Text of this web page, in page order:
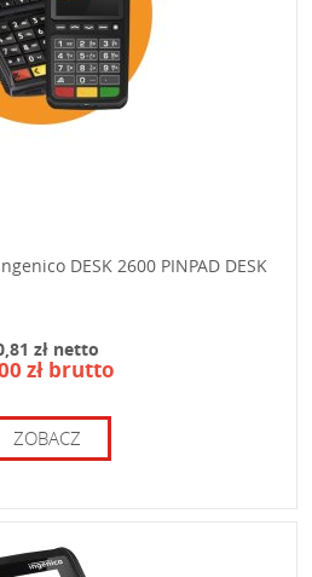
DESK 2600 PINPAD DESK
zł netto
zł brutto
ZOBACZ